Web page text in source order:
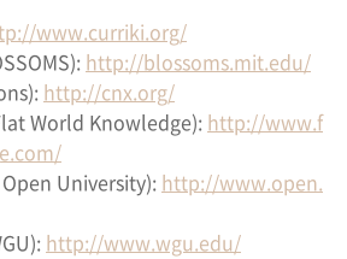
www.curriki.org/
http://blossoms.mit.edu/
http://cnx.org/
World Knowledge): http://www.f
Open University): http://www.open.
http://www.wgu.edu/